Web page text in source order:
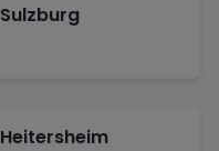
Sulzburg
Heitersheim